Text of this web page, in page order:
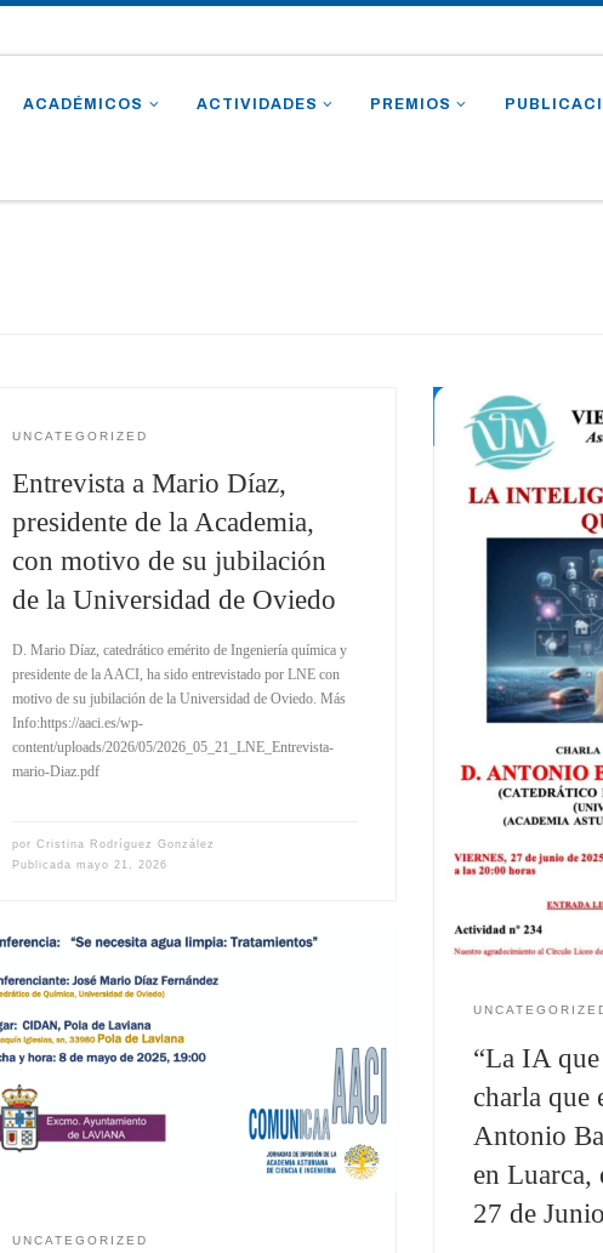
ACADÉMICOS ACTIVIDADES PREMIOS
UNCATEGORIZED
Entrevista a Mario Díaz,
presidente de la Academia,
con motivo de su jubilación
de la Universidad de Oviedo
D. Mario Díaz, catedrático emérito de Ingeniería química y
presidente de la AACI, ha sido entrevistado por LNE con
motivo de su jubilación de la Universidad de Oviedo. Más
Info:https://aaci.es/wp-
content/uploads/2026/05/2026_05_21_LNE_Entrevista-
mario-Diaz.pdf
por Cristina Rodríguez González
Publicada mayo 21, 2026
“La IA
charla que
Antonio
en
27 de Junio
UNCATEGORIZED